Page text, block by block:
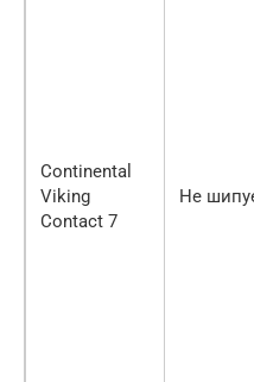
Continental
Viking
Contact 7
Не